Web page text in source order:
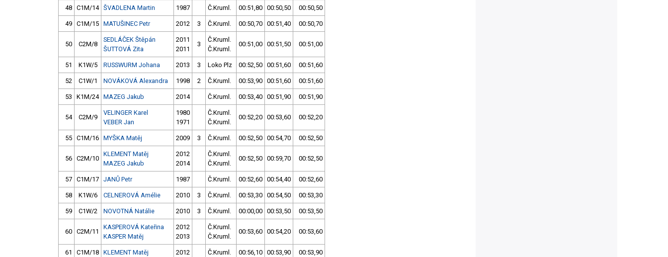
48 C1M/14 ŠVADLENA Martin 1987 Č.Kruml. 00:51,80 00:50,50 00:50,50
49 C1M/15 MATUŠINEC Petr 2012 3 Č.Kruml. 00:50,70 00:51,40 00:50,70
50 C2M/8
SEDLÁČEK Štěpán
ŠUTTOVÁ Zita
2011
2011
3
Č.Kruml.
Č.Kruml.
00:51,00 00:51,50 00:51,00
51 K1W/5 RUSSWURM Johana 2013 3 Loko Plz 00:52,50 00:51,60 00:51,60
52 C1W/1 NOVÁKOVÁ Alexandra 1998 2 Č.Kruml. 00:53,90 00:51,60 00:51,60
53 K1M/24 MAZEG Jakub 2014 Č.Kruml. 00:53,40 00:51,90 00:51,90
54 C2M/9
VELINGER Karel
VEBER Jan
1980
1971
Č.Kruml.
Č.Kruml.
00:52,20 00:53,60 00:52,20
55 C1M/16 MYŠKA Matěj 2009 3 Č.Kruml. 00:52,50 00:54,70 00:52,50
56 C2M/10
KLEMENT Matěj
MAZEG Jakub
2012
2014
Č.Kruml.
Č.Kruml.
00:52,50 00:59,70 00:52,50
57 C1M/17 JANŮ Petr 1987 Č.Kruml. 00:52,60 00:54,40 00:52,60
58 K1W/6 CELNEROVÁ Amélie 2010 3 Č.Kruml. 00:53,30 00:54,50 00:53,30
59 C1W/2 NOVOTNÁ Natálie 2010 3 Č.Kruml. 00:00,00 00:53,50 00:53,50
60 C2M/11
KASPEROVÁ Kateřina
KASPER Matěj
2012
2013
Č.Kruml.
Č.Kruml.
00:53,60 00:54,20 00:53,60
61 C1M/18 KLEMENT Matěj 2012 Č.Kruml. 00:56,10 00:53,90 00:53,90